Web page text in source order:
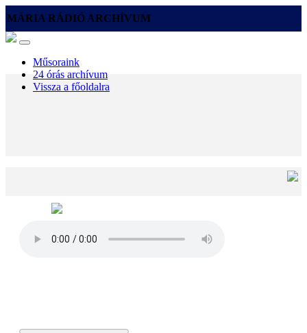
MÁRIA RÁDIÓ ARCHÍVUM
Műsoraink
24 órás archívum
Vissza a főoldalra